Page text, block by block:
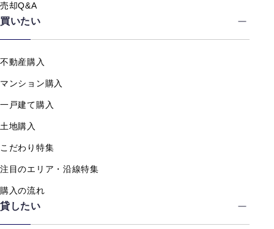
売却Q&A
買いたい
不動産購入
マンション購入
一戸建て購入
土地購入
こだわり特集
注目のエリア・沿線特集
購入の流れ
貸したい